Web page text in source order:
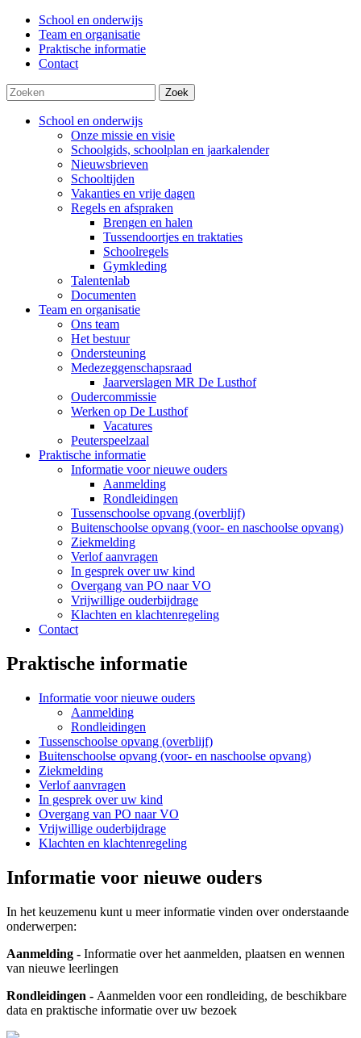
School en onderwijs
Team en organisatie
Praktische informatie
Contact
Zoek
School en onderwijs
Onze missie en visie
Schoolgids, schoolplan en jaarkalender
Nieuwsbrieven
Schooltijden
Vakanties en vrije dagen
Regels en afspraken
Brengen en halen
Tussendoortjes en traktaties
Schoolregels
Gymkleding
Talentenlab
Documenten
Team en organisatie
Ons team
Het bestuur
Ondersteuning
Medezeggenschapsraad
Jaarverslagen MR De Lusthof
Oudercommissie
Werken op De Lusthof
Vacatures
Peuterspeelzaal
Praktische informatie
Informatie voor nieuwe ouders
Aanmelding
Rondleidingen
Tussenschoolse opvang (overblijf)
Buitenschoolse opvang (voor- en naschoolse opvang)
Ziekmelding
Verlof aanvragen
In gesprek over uw kind
Overgang van PO naar VO
Vrijwillige ouderbijdrage
Klachten en klachtenregeling
Contact
Praktische informatie
Informatie voor nieuwe ouders
Aanmelding
Rondleidingen
Tussenschoolse opvang (overblijf)
Buitenschoolse opvang (voor- en naschoolse opvang)
Ziekmelding
Verlof aanvragen
In gesprek over uw kind
Overgang van PO naar VO
Vrijwillige ouderbijdrage
Klachten en klachtenregeling
Informatie voor nieuwe ouders
In het keuzemenu kunt u meer informatie vinden over onderstaande
onderwerpen:
Aanmelding - Informatie over het aanmelden, plaatsen en wennen
van nieuwe leerlingen
Rondleidingen - Aanmelden voor een rondleiding, de beschikbare
data en praktische informatie over uw bezoek